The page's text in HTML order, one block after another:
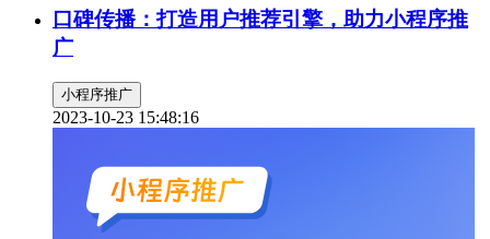
口碑传播：打造用户推荐引擎，助力小程序推
广
小程序推广
2023-10-23 15:48:16